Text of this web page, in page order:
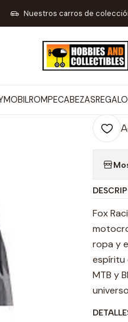
ROMPECABEZAS
Nuestros carros de
Y OUTDOOR
|
Fox
ropa y
espíritu
MTB y